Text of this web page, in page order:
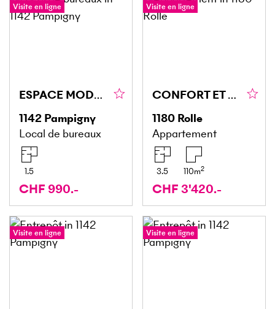
Visite en ligne
ESPACE MODERNE LUMINEUX + MEZZANINE !
1142 Pampigny
Local de bureaux
1.5
CHF 990.-
Visite en ligne
CONFORT ET PRESTIGE À DEUX PAS DU LÉMAN
1180 Rolle
Appartement
3.5 110m2
CHF 3'420.-
Visite en ligne Visite en ligne